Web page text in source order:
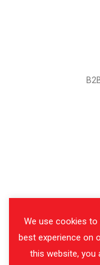
We use cookies
best experience on
this website, you